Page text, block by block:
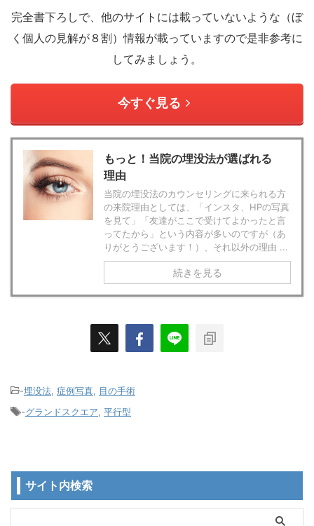
完全書下ろしで、他のサイトには載っていないような（ぼ
く個人の見解が８割）情報が載っていますので是非参考に
してみましょう。
今すぐ見る
もっと！当院の埋没法が選ばれる
理由
当院の埋没法のカウンセリングに来られる方
の来院理由としては、「インスタ、HPの写真
を見て」「友達がここで受けてよかったと言
ってたから」という内容が多いのですが（あ
りがとうございます！）、それ以外の理由 ...
続きを見る
-埋没法 症例写真
目の手術
-グランドスクエア 平行型
サイト内検索